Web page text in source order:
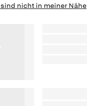
nicht in meiner Nähe